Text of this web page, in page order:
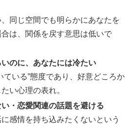
同じ空間でも明らかにあなたを
は、関係を戻す意思は低いで
のに、あなたには冷たい
いる”態度であり、好意どころか
い心理の表れ。
・恋愛関連の話題を避ける
感情を持ち込みたくないという